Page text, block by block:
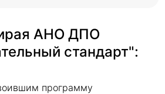
АНО ДПО
стандарт":
программу